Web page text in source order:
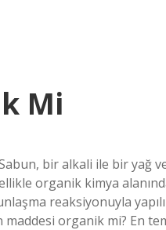
Mi
bir alkali ile bir yağ
organik kimya
reaksiyonuyla
maddesi organik mi? En